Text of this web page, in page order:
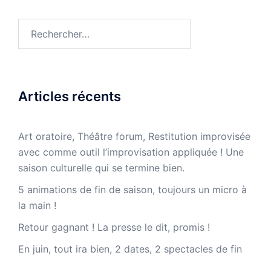
Articles récents
Art oratoire, Théâtre forum, Restitution improvisée
avec comme outil l’improvisation appliquée ! Une
saison culturelle qui se termine bien.
5 animations de fin de saison, toujours un micro à
la main !
Retour gagnant ! La presse le dit, promis !
En juin, tout ira bien, 2 dates, 2 spectacles de fin